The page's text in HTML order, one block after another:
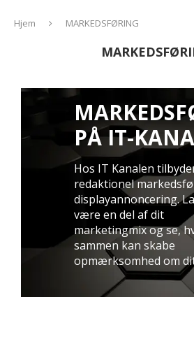
Hjem MARKEDSFØRING
PÅ IT-
Hos IT Kanalen
redaktionel
displayannoncering.
være en del af dit
marketingmix og se,
sammen kan skabe
opmærksomhed om